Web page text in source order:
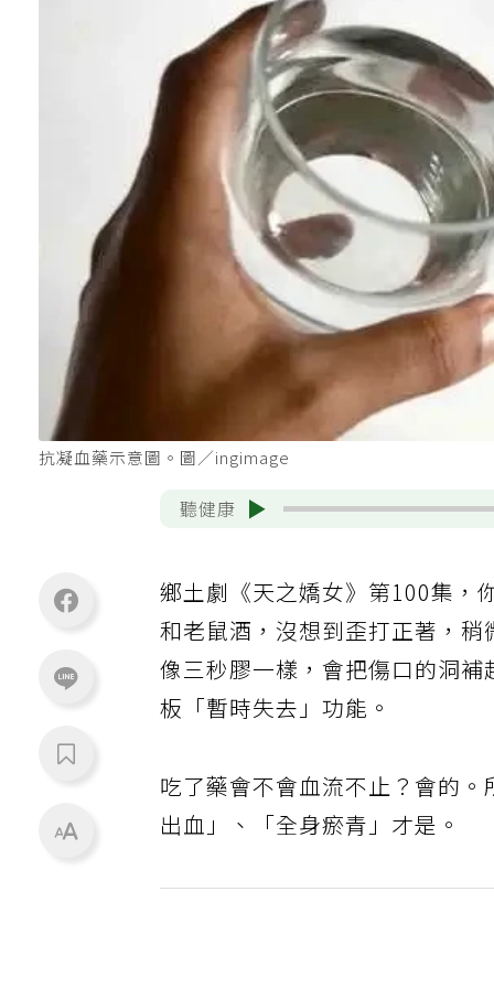
抗凝血藥示意圖。圖／ingimage
聽健康
鄉土劇《天之嬌女》第100集，
和老鼠酒，沒想到歪打正著，
像三秒膠一樣，會把傷口的洞
板「暫時失去」功能。
吃了藥會不會血流不止？會的
出血」、「全身瘀青」才是。